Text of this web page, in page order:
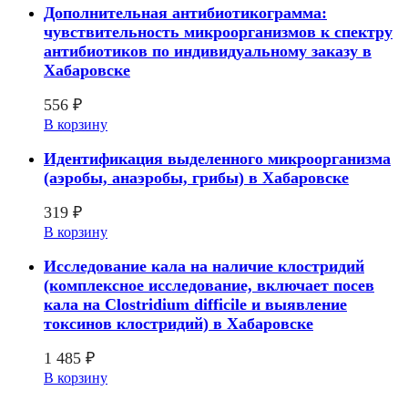
Дополнительная антибиотикограмма:
чувствительность микроорганизмов к спектру
антибиотиков по индивидуальному заказу в
Хабаровске
556 ₽
В корзину
Идентификация выделенного микроорганизма
(аэробы, анаэробы, грибы) в Хабаровске
319 ₽
В корзину
Исследование кала на наличие клостридий
(комплексное исследование, включает посев
кала на Clostridium difficile и выявление
токсинов клостридий) в Хабаровске
1 485 ₽
В корзину